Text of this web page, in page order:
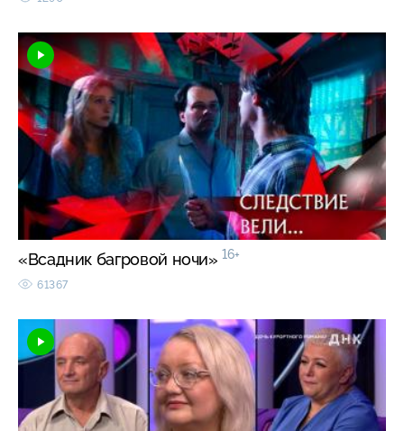
«Всадник багровой ночи» 16+
61367